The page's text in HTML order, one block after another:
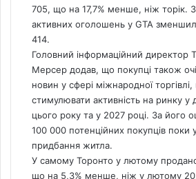
705, що на 17,7% менше, ніж торік.
активних оголошень у GTA
414.
Головний інформаційний директор
Мерсер додав, що покупці також
новин у сфері міжнародної
стимулювати активність на ринку у
цього року та у 2027 році. За його
100 000 потенційних покупців поки
придбання житла.
У самому Торонто у лютому
що на 5,3% менше, ніж у лютому